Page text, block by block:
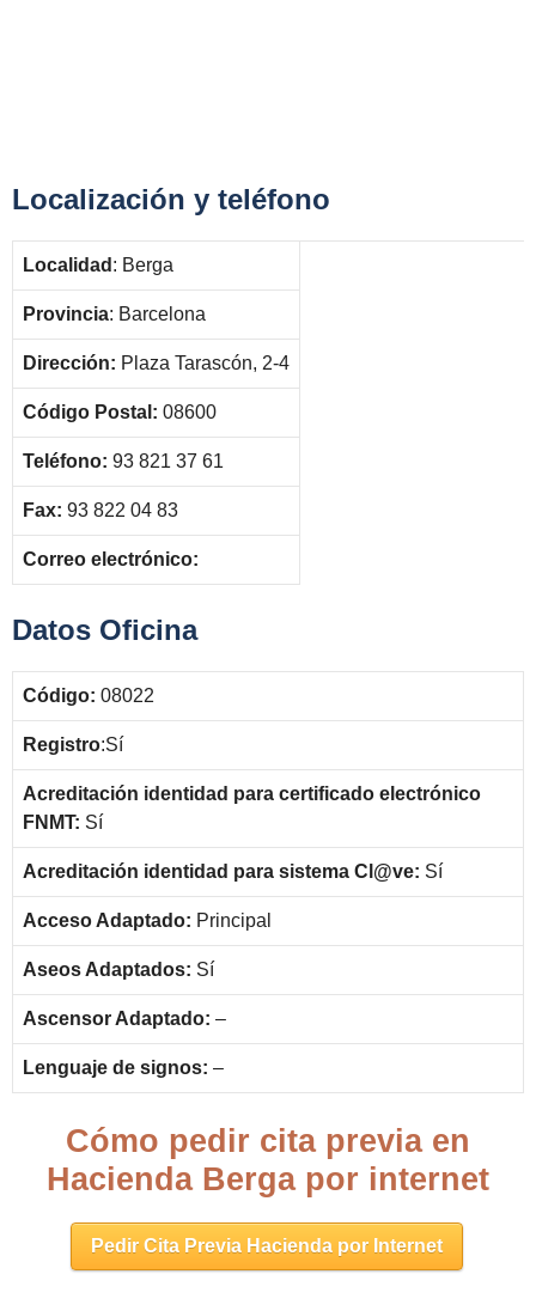
Localización y teléfono
Localidad : Berga
Provincia: Barcelona
Dirección: Plaza Tarascón, 2-4
Código Postal: 08600
Teléfono: 93 821 37 61
Fax: 93 822 04 83
Correo electrónico:
Datos Oficina
Código: 08022
Registro:Sí
Acreditación identidad para certificado electrónico
FNMT: Sí
Acreditación identidad para sistema Cl@ve: Sí
Acceso Adaptado: Principal
Aseos Adaptados: Sí
Ascensor Adaptado: –
Lenguaje de signos: –
Cómo pedir cita previa en
Hacienda Berga por internet
Pedir Cita Previa Hacienda por Internet